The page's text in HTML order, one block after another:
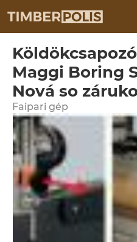
Maggi Boring
Nová so
Faipari gép